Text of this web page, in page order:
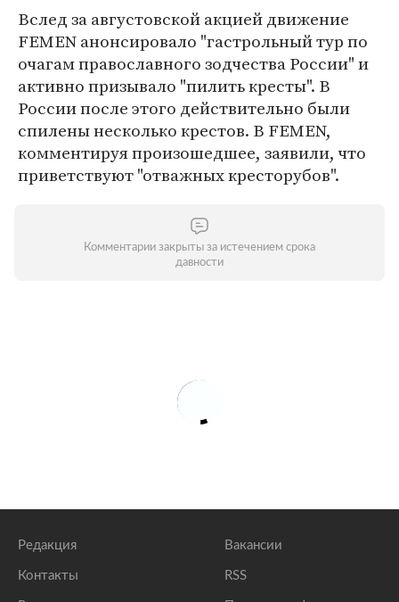
Вслед за августовской акцией движение
FEMEN анонсировало "гастрольный тур по
очагам православного зодчества России" и
активно призывало "пилить кресты". В
России после этого действительно были
спилены несколько крестов. В FEMEN,
комментируя произошедшее, заявили, что
приветствуют "отважных кресторубов".
Комментарии закрыты за истечением срока
давности
Редакция
Контакты
Вакансии
RSS